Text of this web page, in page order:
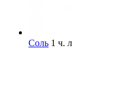
Соль 1 ч. л